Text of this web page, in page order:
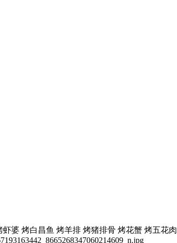
婆 烤白昌鱼 烤羊排 烤猪排骨 烤花蟹 烤五花